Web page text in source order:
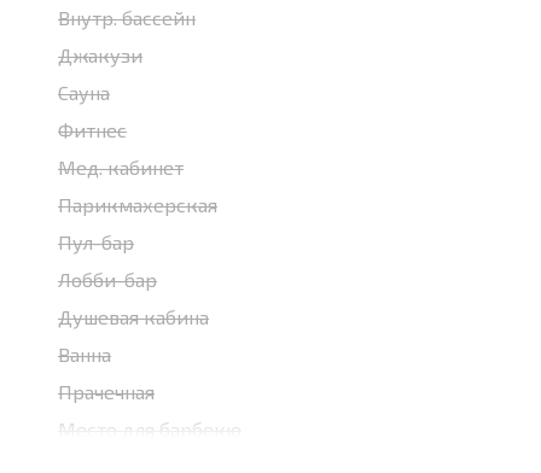
Внутр. бассейн
Джакузи
Сауна
Фитнес
Мед. кабинет
Парикмахерская
Пул-бар
Лобби-бар
Душевая кабина
Ванна
Прачечная
Место для барбекю